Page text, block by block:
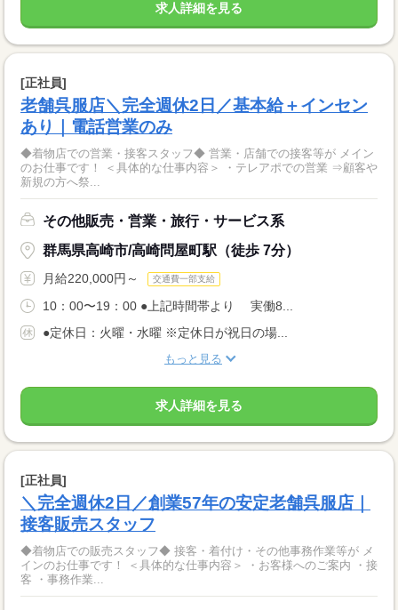
求人詳細を見る
[正社員]
老舗呉服店＼完全週休2日／基本給＋インセン
あり｜電話営業のみ
◆着物店での営業・接客スタッフ◆ 営業・店舗での接客等が メイン
のお仕事です！ ＜具体的な仕事内容＞ ・テレアポでの営業 ⇒顧客や
新規の方へ祭...
その他販売・営業・旅行・サービス系
群馬県高崎市/高崎問屋町駅（徒歩 7分）
月給220,000円～ 交通費一部支給
10：00〜19：00 ●上記時間帯より 実働8...
●定休日：火曜・水曜 ※定休日が祝日の場...
もっと見る
求人詳細を見る
[正社員]
＼完全週休2日／創業57年の安定老舗呉服店｜
接客販売スタッフ
◆着物店での販売スタッフ◆ 接客・着付け・その他事務作業等が メ
インのお仕事です！ ＜具体的な仕事内容＞ ・お客様へのご案内 ・接
客 ・事務作業...